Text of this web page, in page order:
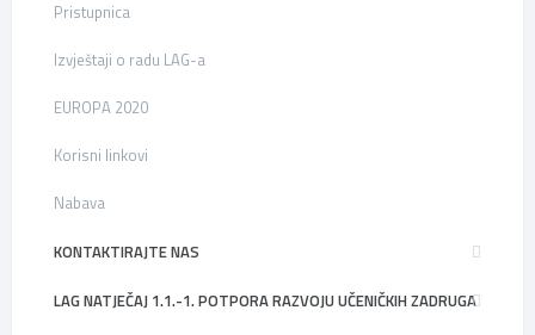
Pristupnica
Izvještaji o radu LAG-a
EUROPA 2020
Korisni linkovi
Nabava
KONTAKTIRAJTE NAS
LAG NATJEČAJ 1.1.-1. POTPORA RAZVOJU UČENIČKIH ZADRUGA